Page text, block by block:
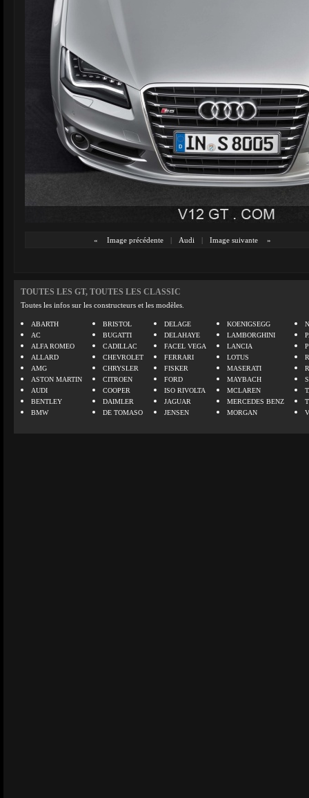
« Image précédente | Audi | Image suivante »
TOUTES LES GT, TOUTES LES CLASSIC
Toutes les infos sur les constructeurs et les modèles.
ABARTH
AC
ALFA ROMEO
ALLARD
AMG
ASTON MARTIN
AUDI
BENTLEY
BMW
BRISTOL
BUGATTI
CADILLAC
CHEVROLET
CHRYSLER
CITROEN
COOPER
DAIMLER
DE TOMASO
DELAGE
DELAHAYE
FACEL VEGA
FERRARI
FISKER
FORD
ISO RIVOLTA
JAGUAR
JENSEN
KOENIGSEGG
LAMBORGHINI
LANCIA
LOTUS
MASERATI
MAYBACH
MCLAREN
MERCEDES BENZ
MORGAN